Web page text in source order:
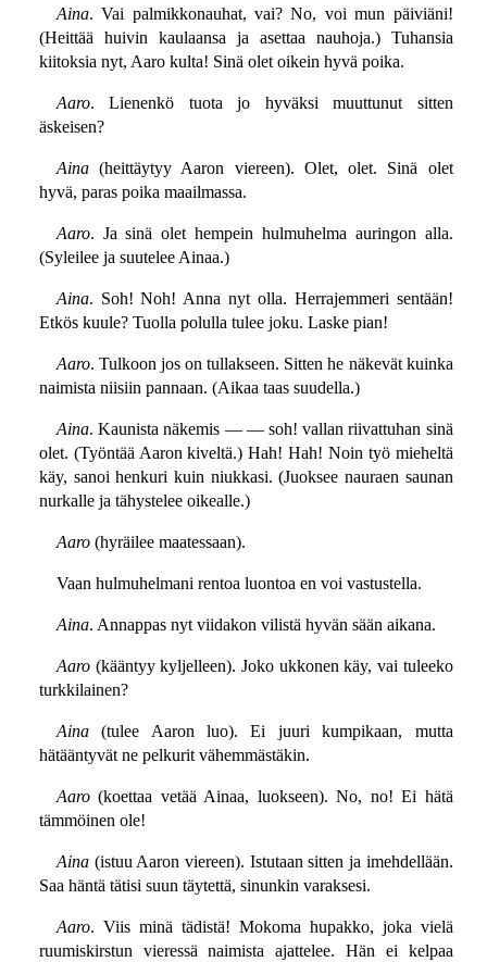
Aina. Vai palmikkonauhat, vai? No, voi mun päiviäni!
(Heittää huivin kaulaansa ja asettaa nauhoja.) Tuhansia
kiitoksia nyt, Aaro kulta! Sinä olet oikein hyvä poika.
Aaro. Lienenkö tuota jo hyväksi muuttunut sitten
äskeisen?
Aina(heittäytyy Aaron viereen). Olet, olet. Sinä olet
hyvä, paras poika maailmassa.
Aaro. Ja sinä olet hempein hulmuhelma auringon alla.
(Syleilee ja suutelee Ainaa.)
Aina. Soh! Noh! Anna nyt olla. Herrajemmeri sentään!
Etkös kuule? Tuolla polulla tulee joku. Laske pian!
Aaro. Tulkoon jos on tullakseen. Sitten he näkevät kuinka
naimista niisiin pannaan. (Aikaa taas suudella.)
Aina. Kaunista näkemis — — soh! vallan riivattuhan sinä
olet. (Työntää Aaron kiveltä.) Hah! Hah! Noin työ mieheltä
käy, sanoi henkuri kuin niukkasi. (Juoksee nauraen saunan
nurkalle ja tähystelee oikealle.)
Aaro(hyräilee maatessaan).
Vaan hulmuhelmani rentoa luontoa en voi vastustella.
Aina. Annappas nyt viidakon vilistä hyvän sään aikana.
Aaro(kääntyy kyljelleen). Joko ukkonen käy, vai tuleeko
turkkilainen?
Aina(tulee Aaron luo). Ei juuri kumpikaan, mutta
hätääntyvät ne pelkurit vähemmästäkin.
Aaro(koettaa vetää Ainaa, luokseen). No, no! Ei hätä
tämmöinen ole!
Aina(istuu Aaron viereen). Istutaan sitten ja imehdellään.
Saa häntä tätisi suun täytettä, sinunkin varaksesi.
Aaro. Viis minä tädistä! Mokoma hupakko, joka vielä
ruumiskirstun vieressä naimista ajattelee. Hän ei kelpaa